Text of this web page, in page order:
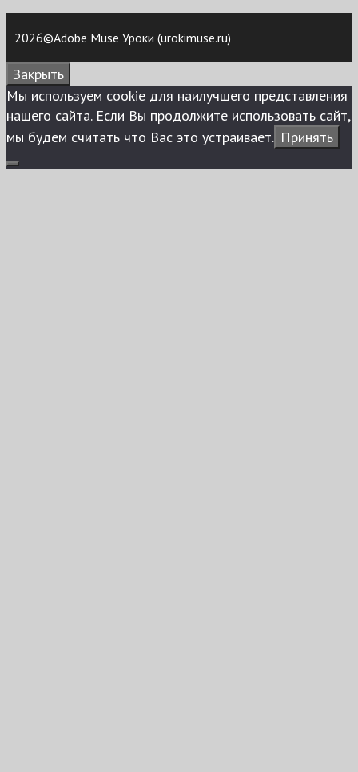
2026©Adobe Muse Уроки (urokimuse.ru)
Закрыть
Мы используем сookie для наилучшего представления
нашего сайта. Если Вы продолжите использовать сайт,
мы будем считать что Вас это устраивает. Принять